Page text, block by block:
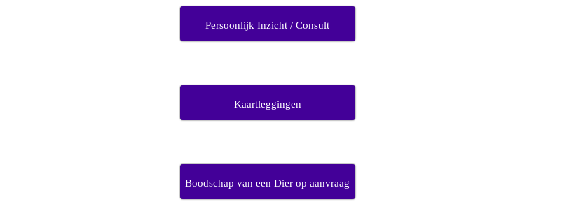
Persoonlijk Inzicht / Consult
Kaartleggingen
Boodschap van een Dier op aanvraag